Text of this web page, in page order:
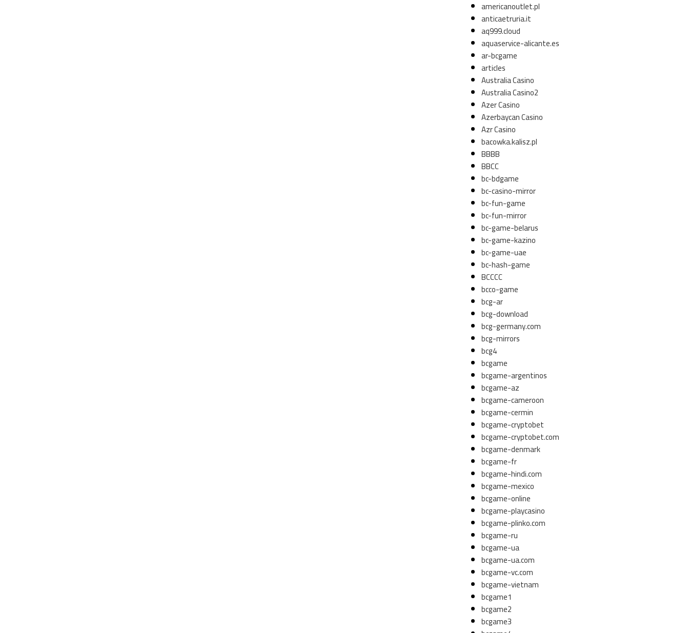
americanoutlet.pl
anticaetruria.it
aq999.cloud
aquaservice-alicante.es
ar-bcgame
articles
Australia Casino
Australia Casino2
Azer Casino
Azerbaycan Casino
Azr Casino
bacowka.kalisz.pl
BBBB
BBCC
bc-bdgame
bc-casino-mirror
bc-fun-game
bc-fun-mirror
bc-game-belarus
bc-game-kazino
bc-game-uae
bc-hash-game
BCCCC
bcco-game
bcg-ar
bcg-download
bcg-germany.com
bcg-mirrors
bcg4
bcgame
bcgame-argentinos
bcgame-az
bcgame-cameroon
bcgame-cermin
bcgame-cryptobet
bcgame-cryptobet.com
bcgame-denmark
bcgame-fr
bcgame-hindi.com
bcgame-mexico
bcgame-online
bcgame-playcasino
bcgame-plinko.com
bcgame-ru
bcgame-ua
bcgame-ua.com
bcgame-vc.com
bcgame-vietnam
bcgame1
bcgame2
bcgame3